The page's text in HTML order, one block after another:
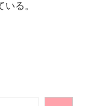
る。